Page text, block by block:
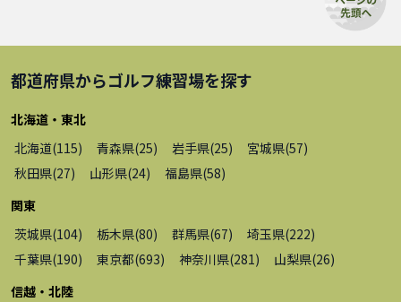
都道府県からゴルフ練習場を探す
北海道・東北
北海道(115) 青森県(25) 岩手県(25) 宮城県(57)
秋田県(27) 山形県(24) 福島県(58)
関東
茨城県(104) 栃木県(80) 群馬県(67) 埼玉県(222)
千葉県(190) 東京都(693) 神奈川県(281) 山梨県(26)
信越・北陸